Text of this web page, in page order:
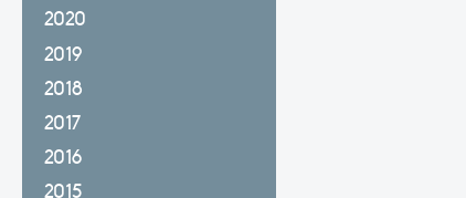
2020
2019
2018
2017
2016
2015